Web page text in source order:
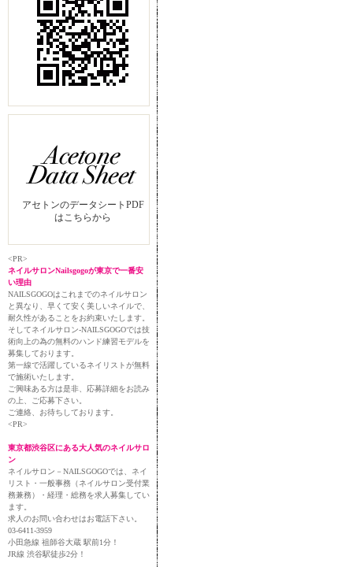
アセトンのデータシートPDF
はこちらから
<PR>
ネイルサロンNailsgogoが東京で一番安
い理由
NAILSGOGOはこれまでのネイルサロン
と異なり、早くて安く美しいネイルで、
耐久性があることをお約束いたします。
そしてネイルサロン-NAILSGOGOでは技
術向上の為の無料のハンド練習モデルを
募集しております。
第一線で活躍しているネイリストが無料
で施術いたします。
ご興味ある方は是非、応募詳細をお読み
の上、ご応募下さい。
ご連絡、お待ちしております。
<PR>
東京都渋谷区にある大人気のネイルサロ
ン
ネイルサロン－NAILSGOGOでは、ネイ
リスト・一般事務（ネイルサロン受付業
務兼務）・経理・総務を求人募集してい
ます。
求人のお問い合わせはお電話下さい。
03-6411-3959
小田急線 祖師谷大蔵 駅前1分！
JR線 渋谷駅徒歩2分！